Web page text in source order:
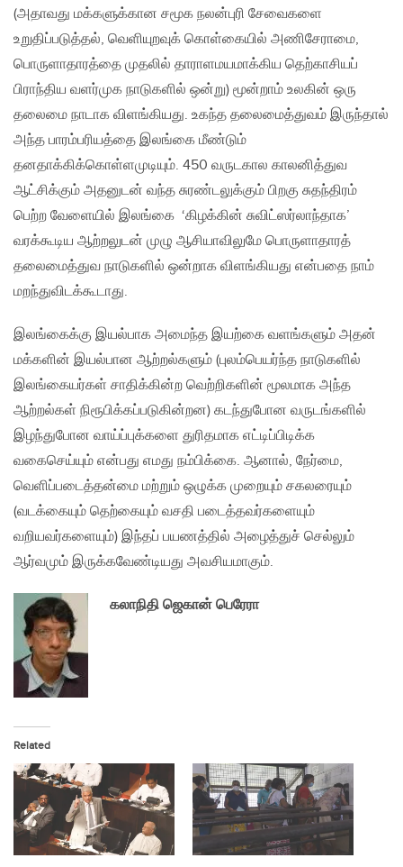
(அதாவது மக்களுக்கான சமூக நலன்புரி சேவைகளை
உறுதிப்படுத்தல், வெளியுறவுக் கொள்கையில் அணிசேராமை,
பொருளாதாரத்தை முதலில் தாராளமயமாக்கிய தெற்காசியப்
பிராந்திய வளர்முக நாடுகளில் ஒன்று) மூன்றாம் உலகின் ஒரு
தலைமை நாடாக விளங்கியது. உகந்த தலைமைத்துவம் இருந்தால்
அந்த பாரம்பரியத்தை இலங்கை மீண்டும்
தனதாக்கிக்கொள்ளமுடியும். 450 வருடகால காலனித்துவ
ஆட்சிக்கும் அதனுடன் வந்த சுரண்டலுக்கும் பிறகு சுதந்திரம்
பெற்ற வேளையில் இலங்கை ‘கிழக்கின் சுவிட்ஸர்லாந்தாக’
வரக்கூடிய ஆற்றலுடன் முழு ஆசியாவிலுமே பொருளாதாரத்
தலைமைத்துவ நாடுகளில் ஒன்றாக விளங்கியது என்பதை நாம்
மறந்துவிடக்கூடாது.
இலங்கைக்கு இயல்பாக அமைந்த இயற்கை வளங்களும் அதன்
மக்களின் இயல்பான ஆற்றல்களும் (புலம்பெயர்ந்த நாடுகளில்
இலங்கையர்கள் சாதிக்கின்ற வெற்றிகளின் மூலமாக அந்த
ஆற்றல்கள் நிரூபிக்கப்படுகின்றன) கடந்துபோன வருடங்களில்
இழந்துபோன வாய்ப்புக்களை துரிதமாக எட்டிப்பிடிக்க
வகைசெய்யும் என்பது எமது நம்பிக்கை. ஆனால், நேர்மை,
வெளிப்படைத்தன்மை மற்றும் ஒழுக்க முறையும் சகலரையும்
(வடக்கையும் தெற்கையும் வசதி படைத்தவர்களையும்
வறியவர்களையும்) இந்தப் பயணத்தில் அழைத்துச் செல்லும்
ஆர்வமும் இருக்கவேண்டியது அவசியமாகும்.
கலாநிதி ஜெகான் பெரேரா
Related